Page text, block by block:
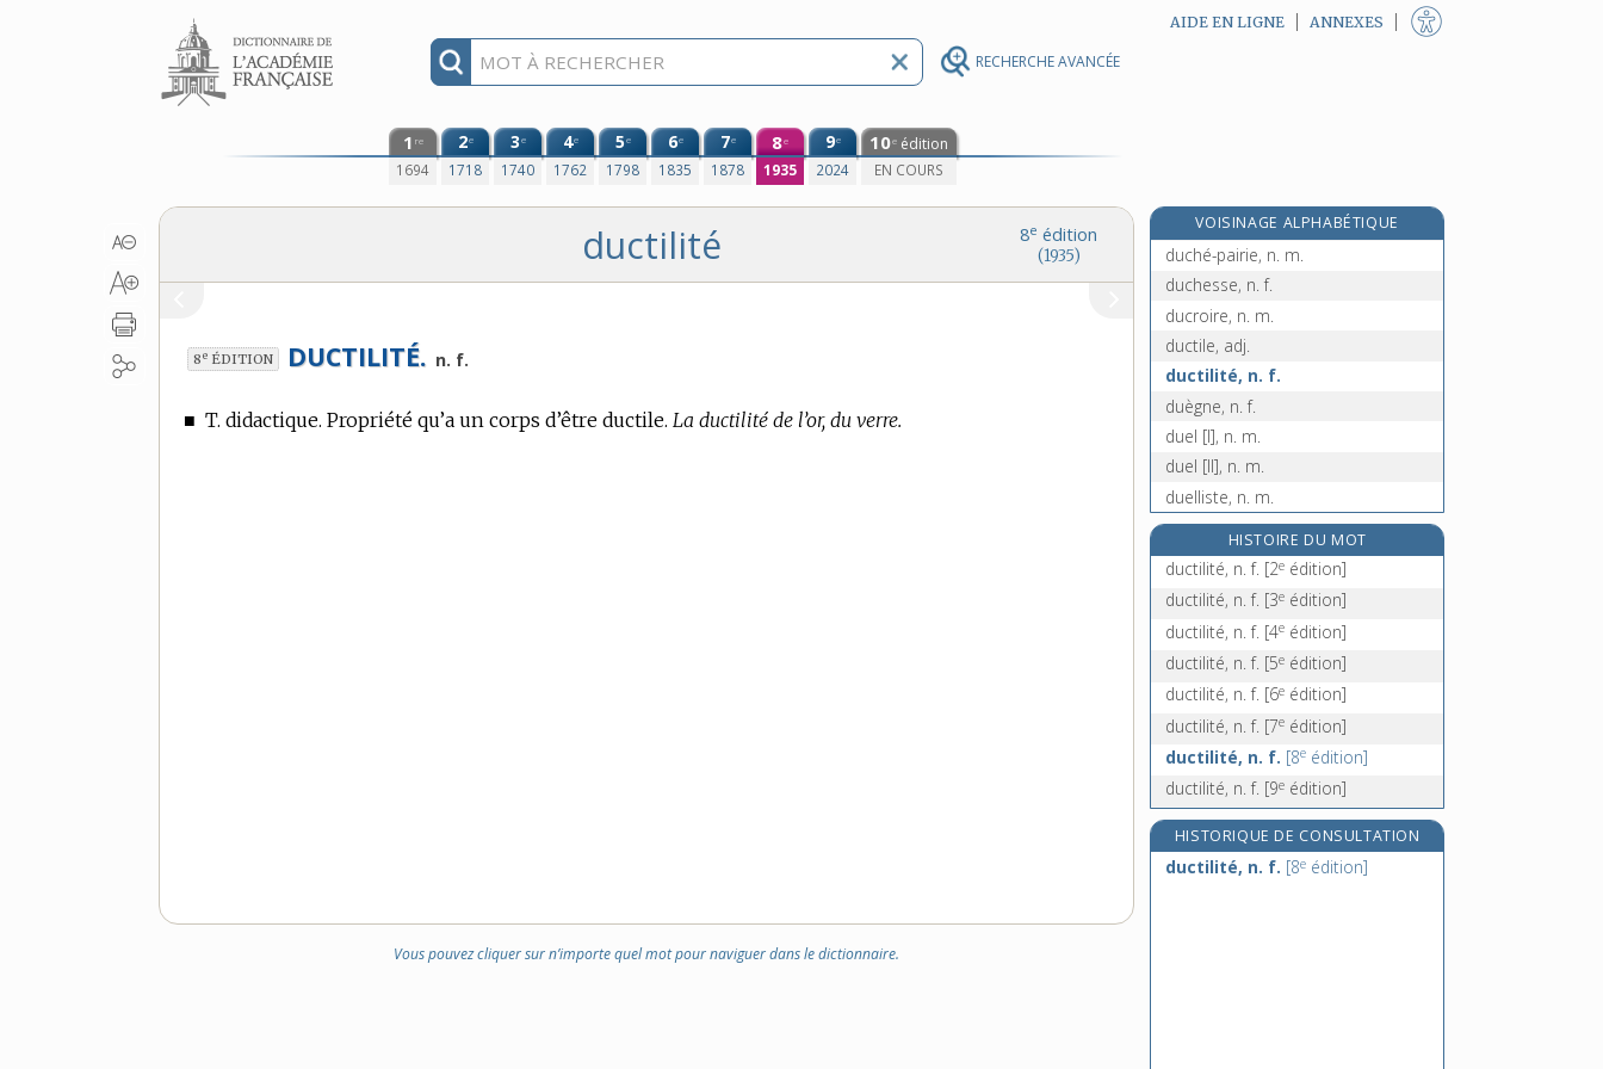
RECHERCHE AVANCÉE
Aller au contenu AIDE EN LIGNE ANNEXES
1 re
1694
2e
1718
3e
1740
4e
1762
5e
1798
6e
1835
7e
1878
8e
1935
9e
2024
10e édition
EN COURS
8e édition
(1935)
ductilité
8e ÉDITION DUCTILITÉ. n. f.
■ T. didactique. Propriété qu’a un corps d’être ductile. La ductilité de l’or, du verre.
Vous pouvez cliquer sur n’importe quel mot pour naviguer dans le dictionnaire.
VOISINAGE ALPHABÉTIQUE
duché, n. m.
duché-pairie, n. m.
duchesse, n. f.
ducroire, n. m.
ductile, adj.
ductilité, n. f.
duègne, n. f.
duel [I], n. m.
duel [II], n. m.
duelliste, n. m.
duettino, n. m.
duettiste, n.
duffle-coat, n. m.
HISTOIRE DU MOT
ductilité, n. f. [2e édition]
ductilité, n. f. [3e édition]
ductilité, n. f. [4e édition]
ductilité, n. f. [5e édition]
ductilité, n. f. [6e édition]
ductilité, n. f. [7e édition]
ductilité, n. f. [8e édition]
ductilité, n. f. [9e édition]
HISTORIQUE DE CONSULTATION
ductilité, n. f. [8e édition]